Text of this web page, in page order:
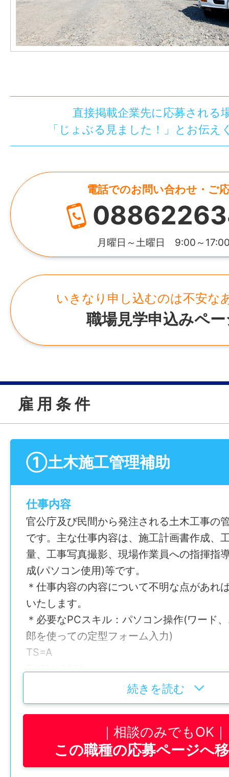
直接掲載企業先に応募される
「じょぶる見ました！」とお伝え
電話でのお問い合わせ・ご
月曜日～土曜日 9:00～
いきなり申し込むのは不安な
職場見学申込みペ
雇 用 条 件
①土木施工管理補助
仕事内容
官公庁及び民間から発注される土木工事の
です。主な仕事内容は、施工計画書作成、
量、工事写真撮影、現場作業員への指揮指
成(パソコン使用)等です。
＊仕事内容の内容について不明な点があれ
いたします。
＊必要なPCスキル：パソコン操作(ワード
郎を使っての定型フォーム入力)
TS=A
TKSM-0014
仕事内容変更の可能性：なし
就業場所
〒779-4103 徳島県美馬郡つるぎ町貞光字
勤務地変更の可能性：なし
続きを読む
相談のみでもOK
この職種の応募ページへ